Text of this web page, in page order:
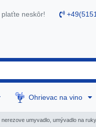
neskôr!
Ohrievac na vino
umyvadlo, umývadlo na ruky